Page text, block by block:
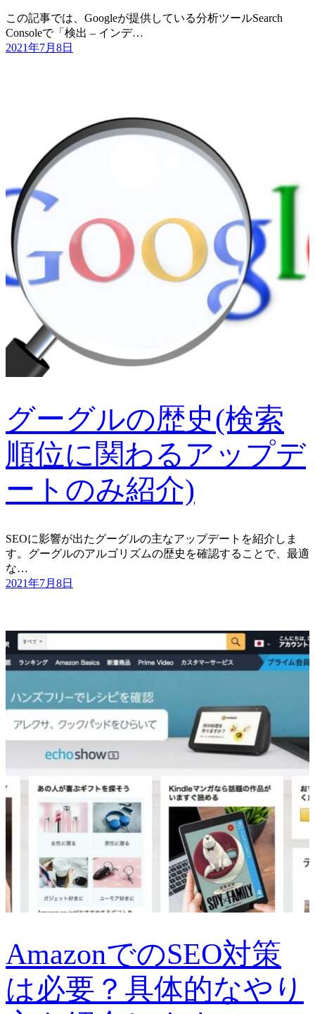
この記事では、Googleが提供している分析ツールSearch
Consoleで「検出 – インデ…
2021年7月8日
グーグルの歴史(検索
順位に関わるアップデ
ートのみ紹介)
SEOに影響が出たグーグルの主なアップデートを紹介しま
す。グーグルのアルゴリズムの歴史を確認することで、最適
な…
2021年7月8日
AmazonでのSEO対策
は必要？具体的なやり